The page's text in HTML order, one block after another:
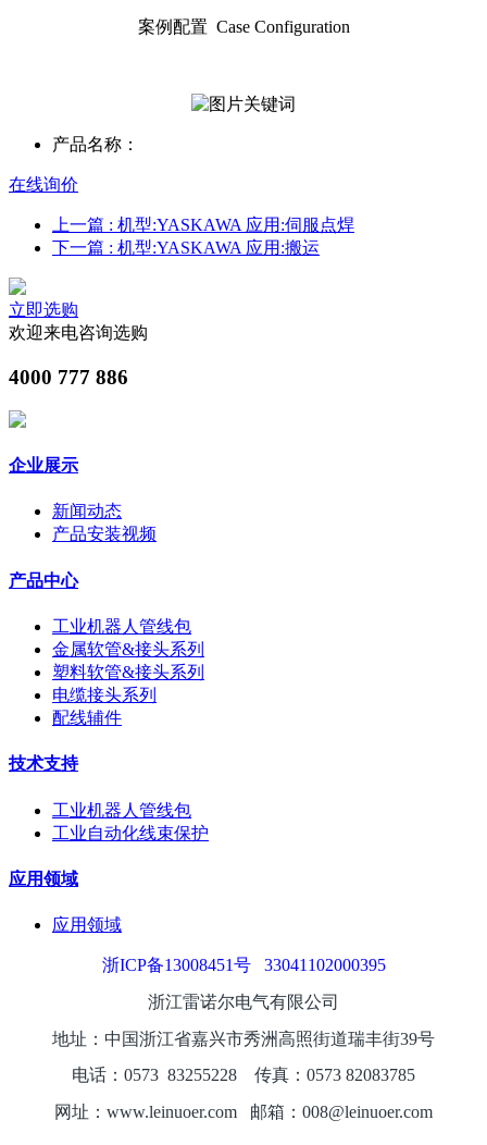
案例配置 Case Configuration
产品名称：
在线询价
上一篇 : 机型:YASKAWA 应用:伺服点焊
下一篇 : 机型:YASKAWA 应用:搬运
立即选购
欢迎来电咨询选购
4000 777 886
企业展示
新闻动态
产品安装视频
产品中心
工业机器人管线包
金属软管&接头系列
塑料软管&接头系列
电缆接头系列
配线辅件
技术支持
工业机器人管线包
工业自动化线束保护
应用领域
应用领域
浙ICP备13008451号
33041102000395
浙江雷诺尔电气有限公司
地址：中国浙江省嘉兴市秀洲高照街道瑞丰街39号
电话：0573 83255228
传真：0573 82083785
网址：www.leinuoer.com 邮箱：008@leinuoer.com